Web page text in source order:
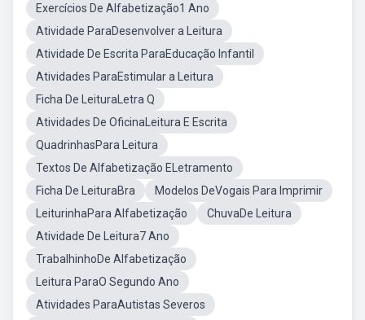
Exercícios De Alfabetização1 Ano
Atividade ParaDesenvolver a Leitura
Atividade De Escrita ParaEducação Infantil
Atividades ParaEstimular a Leitura
Ficha De LeituraLetra Q
Atividades De OficinaLeitura E Escrita
QuadrinhasPara Leitura
Textos De Alfabetização ELetramento
Ficha De LeituraBra
Modelos DeVogais Para Imprimir
LeiturinhaPara Alfabetização
ChuvaDe Leitura
Atividade De Leitura7 Ano
TrabalhinhoDe Alfabetização
Leitura ParaO Segundo Ano
Atividades ParaAutistas Severos